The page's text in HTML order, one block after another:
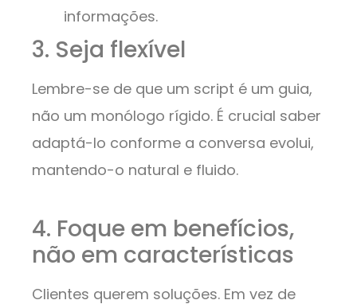
informações.
3. Seja flexível
Lembre-se de que um script é um guia,
não um monólogo rígido. É crucial saber
adaptá-lo conforme a conversa evolui,
mantendo-o natural e fluido.
4. Foque em benefícios,
não em características
Clientes querem soluções. Em vez de